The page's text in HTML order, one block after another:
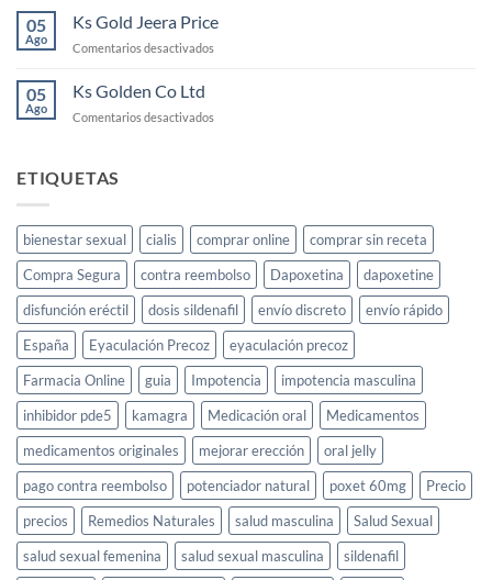
cómo
Pepper
05
Ago
Ks Gold Jeera Price
Comentarios desactivados
Price
05
Ago
Ks Golden Co Ltd
Comentarios desactivados
ETIQUETAS
bienestar sexual cialis comprar online
comprar sin receta
Compra Segura
contra reembolso Dapoxetina
dapoxetine
disfunción eréctil
dosis sildenafil envío discreto
envío rápido
España
Eyaculación Precoz
eyaculación precoz
Farmacia Online
guia Impotencia
impotencia masculina
inhibidor pde5
kamagra Medicación oral
Medicamentos
medicamentos originales
mejorar erección
oral jelly
pago contra reembolso
potenciador natural poxet 60mg
Precio
precios
Remedios Naturales salud masculina
Salud Sexual
salud sexual femenina
salud sexual masculina
sildenafil